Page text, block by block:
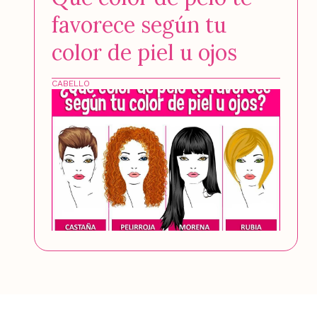
CABELLO
favorece según tu
color de piel u ojos